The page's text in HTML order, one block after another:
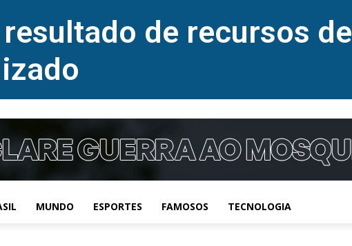
de recursos de
MUNDO ESPORTES FAMOSOS TECNOLOGIA